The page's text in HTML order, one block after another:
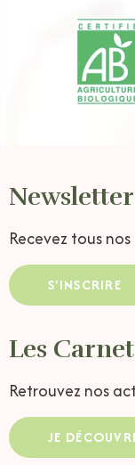
Newsletter
Recevez tous nos
S'INSCRIRE
Les
Retrouvez nos
JE